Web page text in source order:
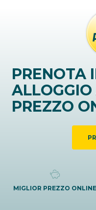
PRENOTA
PREZZO
MIGLIOR PREZZO ONLINE